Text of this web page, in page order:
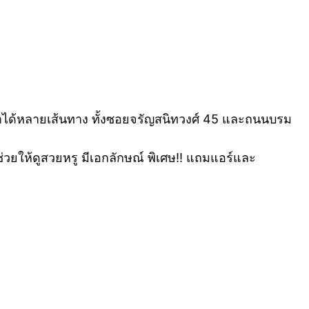
ด้หลายเส้นทาง ทั้งซอยจรัญสนิทวงศ์ 45 และถนนบรม
ยให้ดูสวยหรู มีเอกลักษณ์ พิเศษ!! แถมแอร์และ